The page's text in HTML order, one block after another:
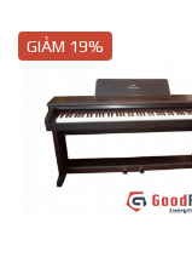
GIẢM 19%